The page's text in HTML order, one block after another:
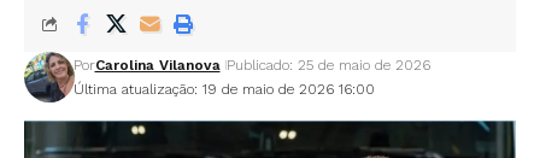
Última atualização: 19 de maio de 2026 16:00
PorCarolina Vilanova Publicado: 25 de maio de 2026